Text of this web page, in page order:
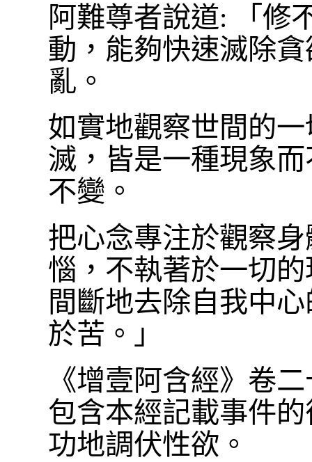
阿難尊者說道: 「修
動，能夠快速滅除
亂。
如實地觀察世間的
滅，皆是一種現象
不變。
把心念專注於觀察
惱，不執著於一切
間斷地去除自我中
於苦。」
《增壹阿含經》卷
包含本經記載事件
功地調伏性欲。